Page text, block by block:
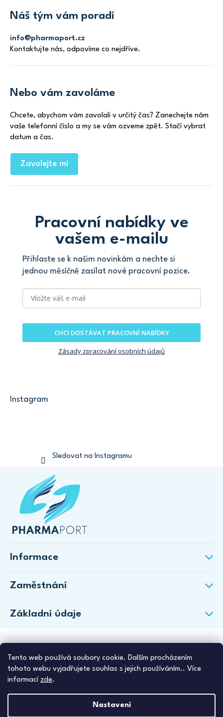
Tento web používá soubory cookie. Dalším procházením
tohoto webu vyjadřujete souhlas s jejich používáním.. Více
informací zde.
Nastavení
Náš tým vám poradí
info@pharmaport.cz
Kontaktujte nás, odpovíme co nejdříve.
Nebo vám zavoláme
Chcete, abychom vám zavolali v určitý čas? Zanechejte nám
vaše telefonní číslo a my se vám ozveme zpět. Stačí vybrat
datum a čas.
Zavolejte mi
Pracovní nabídky ve
vašem e-mailu
Přihlaste se k našim novinkám a nechte si
jednou měsíčně zasílat nové pracovní pozice.
CHCI DOSTÁVAT PRACOVNÍ NABÍDKY
Zásady zpracování osobních údajů
Instagram
Sledovat na Instagramu
Informace
Zaměstnání
Základní údaje
PharmaPort. Všechna práva vyhrazena.